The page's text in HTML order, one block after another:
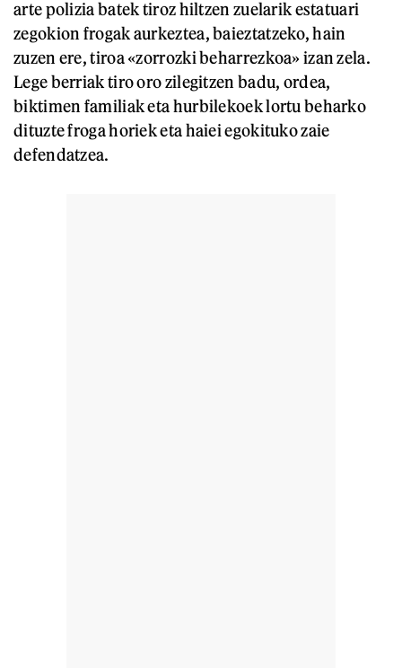
arte polizia batek tiroz hiltzen zuelarik estatuari
zegokion frogak aurkeztea, baieztatzeko, hain
zuzen ere, tiroa «zorrozki beharrezkoa» izan zela.
Lege berriak tiro oro zilegitzen badu, ordea,
biktimen familiak eta hurbilekoek lortu beharko
dituzte froga horiek eta haiei egokituko zaie
defendatzea.